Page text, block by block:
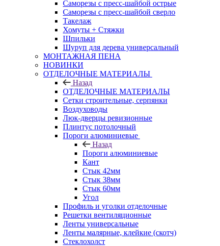
Саморезы с пресс-шайбой острые
Саморезы с пресс-шайбой сверло
Такелаж
Хомуты + Стяжки
Шпильки
Шуруп для дерева универсальный
МОНТАЖНАЯ ПЕНА
НОВИНКИ
ОТДЕЛОЧНЫЕ МАТЕРИАЛЫ
Назад
ОТДЕЛОЧНЫЕ МАТЕРИАЛЫ
Сетки строительные, серпянки
Воздуховоды
Люк-дверцы ревизионные
Плинтус потолочный
Пороги алюминиевые
Назад
Пороги алюминиевые
Кант
Стык 42мм
Стык 38мм
Стык 60мм
Угол
Профиль и уголки отделочные
Решетки вентиляционные
Ленты универсальные
Ленты малярные, клейкие (скотч)
Стеклохолст